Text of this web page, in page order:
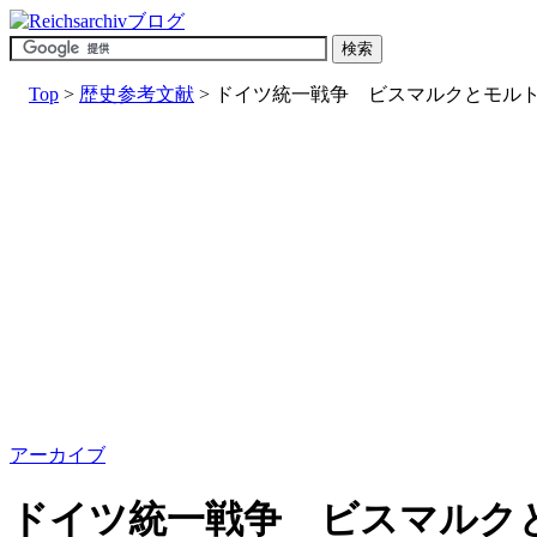
Top > 歴史参考文献 > ドイツ統一戦争 ビスマルクとモル
アーカイブ
ドイツ統一戦争 ビスマルク